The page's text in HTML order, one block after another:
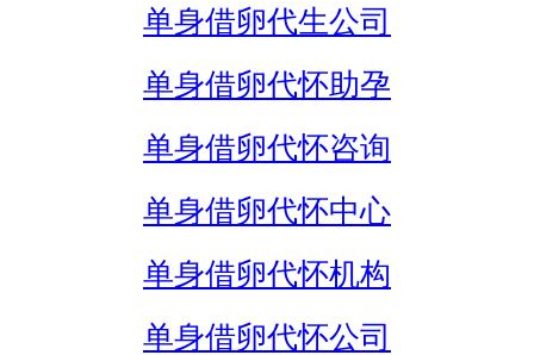
单身借卵代生公司
单身借卵代怀助孕
单身借卵代怀咨询
单身借卵代怀中心
单身借卵代怀机构
单身借卵代怀公司